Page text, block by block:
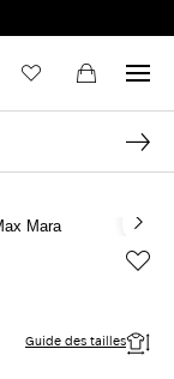
Guide des tailles